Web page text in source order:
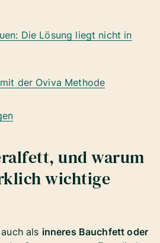
Die Lösung liegt nicht in
der Oviva Methode
und warum
wichtige
als inneres Bauchfett oder